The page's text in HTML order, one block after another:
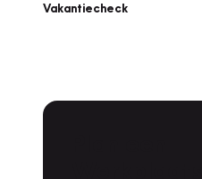
Vakantiecheck